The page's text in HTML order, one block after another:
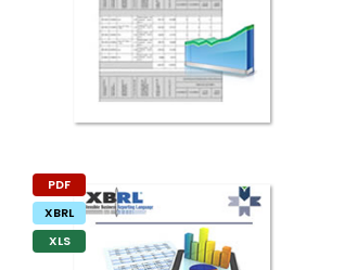
PDF
XBRL
XLS